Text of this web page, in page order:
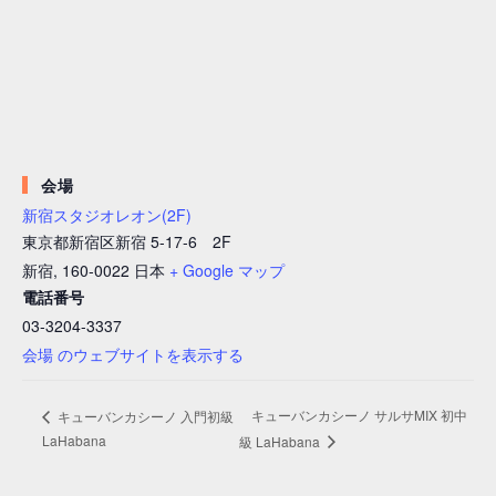
会場
新宿スタジオレオン(2F)
東京都新宿区新宿 5-17-6 2F
新宿, 160-0022 日本 + Google マップ
電話番号
03-3204-3337
会場 のウェブサイトを表示する
キューバンカシーノ 入門初級
LaHabana
キューバンカシーノ サルサMIX 初中
級 LaHabana